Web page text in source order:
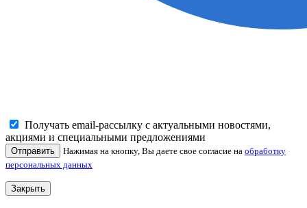
Получать email-рассылку с актуальными новостями,
акциями и специальными предложениями
Отправить Нажимая на кнопку, Вы даете свое согласие на обработку
персональных данных
Закрыть